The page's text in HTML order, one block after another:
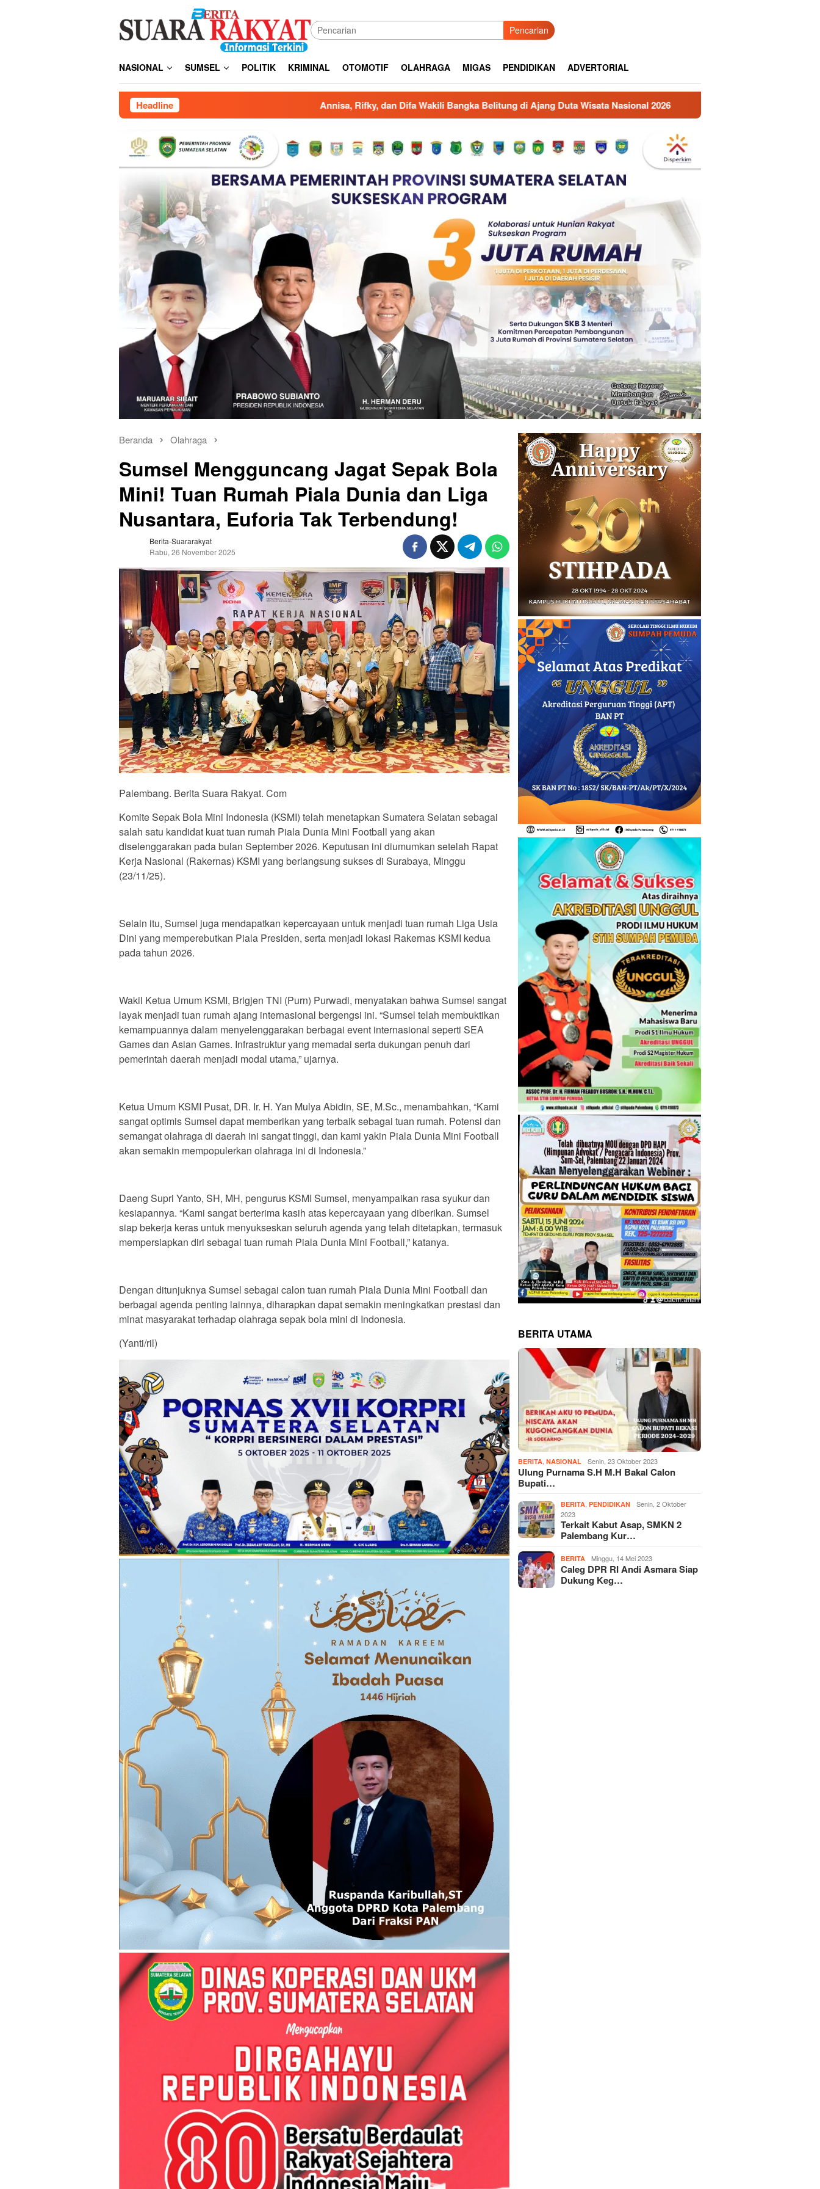
Pencarian
NASIONAL SUMSEL POLITIK KRIMINAL OTOMOTIF OLAHRAGA MIGAS PENDIDIKAN ADVERTORIAL
HeadlineAnnisa, Rifky, dan Difa Wakili Bangka Belitung di Ajang Duta Wisata Nasional 2026 Sinergi Pusat dan Daerah, Pemprov Sumsel Hibahkan Lahan
Beranda Olahraga
Sumsel Mengguncang Jagat Sepak Bola
Mini! Tuan Rumah Piala Dunia dan Liga
Nusantara, Euforia Tak Terbendung!
Berita-Suararakyat
Rabu, 26 November 2025
Palembang. Berita Suara Rakyat. Com
Komite Sepak Bola Mini Indonesia (KSMI) telah menetapkan Sumatera Selatan sebagai
salah satu kandidat kuat tuan rumah Piala Dunia Mini Football yang akan
diselenggarakan pada bulan September 2026. Keputusan ini diumumkan setelah Rapat
Kerja Nasional (Rakernas) KSMI yang berlangsung sukses di Surabaya, Minggu
(23/11/25).
Selain itu, Sumsel juga mendapatkan kepercayaan untuk menjadi tuan rumah Liga Usia
Dini yang memperebutkan Piala Presiden, serta menjadi lokasi Rakernas KSMI kedua
pada tahun 2026.
Wakil Ketua Umum KSMI, Brigjen TNI (Purn) Purwadi, menyatakan bahwa Sumsel sangat
layak menjadi tuan rumah ajang internasional bergengsi ini. “Sumsel telah membuktikan
kemampuannya dalam menyelenggarakan berbagai event internasional seperti SEA
Games dan Asian Games. Infrastruktur yang memadai serta dukungan penuh dari
pemerintah daerah menjadi modal utama,” ujarnya.
Ketua Umum KSMI Pusat, DR. Ir. H. Yan Mulya Abidin, SE, M.Sc., menambahkan, “Kami
sangat optimis Sumsel dapat memberikan yang terbaik sebagai tuan rumah. Potensi dan
semangat olahraga di daerah ini sangat tinggi, dan kami yakin Piala Dunia Mini Football
akan semakin mempopulerkan olahraga ini di Indonesia.”
Daeng Supri Yanto, SH, MH, pengurus KSMI Sumsel, menyampaikan rasa syukur dan
kesiapannya. “Kami sangat berterima kasih atas kepercayaan yang diberikan. Sumsel
siap bekerja keras untuk menyukseskan seluruh agenda yang telah ditetapkan, termasuk
mempersiapkan diri sebagai tuan rumah Piala Dunia Mini Football,” katanya.
Dengan ditunjuknya Sumsel sebagai calon tuan rumah Piala Dunia Mini Football dan
berbagai agenda penting lainnya, diharapkan dapat semakin meningkatkan prestasi dan
minat masyarakat terhadap olahraga sepak bola mini di Indonesia.
(Yanti/ril)
BERITA UTAMA
BERITA,NASIONAL Senin, 23 Oktober 2023
Ulung Purnama S.H M.H Bakal Calon
Bupati…
BERITA,PENDIDIKAN
Senin, 2 Oktober
2023
Terkait Kabut Asap, SMKN 2
Palembang Kur…
BERITA Minggu, 14 Mei 2023
Caleg DPR RI Andi Asmara Siap
Dukung Keg…